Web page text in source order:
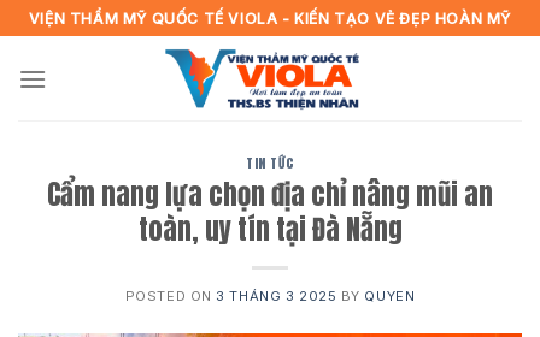
Skip
to
content
VIỆN THẨM MỸ QUỐC TẾ VIOLA - KIẾN TẠO VẺ ĐẸP HOÀN MỸ
TIN TỨC
Cẩm nang lựa chọn địa chỉ nâng mũi an
toàn, uy tín tại Đà Nẵng
POSTED ON 3 THÁNG 3 2025 BY QUYEN